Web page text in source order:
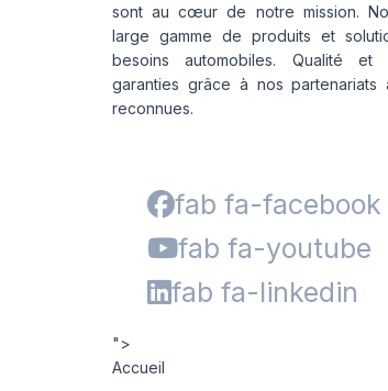
sont au cœur de notre mission.
large gamme de produits et
besoins automobiles. Qualité et
garanties grâce à nos partenariats
reconnues.
fab fa-facebook
fab fa-youtube
fab fa-linkedin
">
Accueil